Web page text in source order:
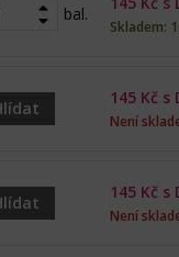
bal.
Skladem:
145Kč s
Není
145Kč s
Není